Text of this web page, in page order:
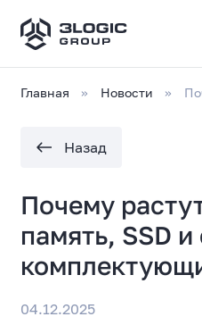
Главная Новости
Назад
Почему
память, SSD
04.12.2025